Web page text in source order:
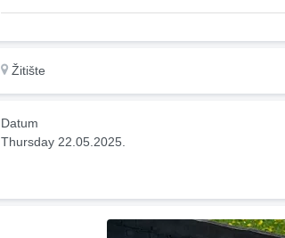
Žitište
Datum
Thursday 22.05.2025.